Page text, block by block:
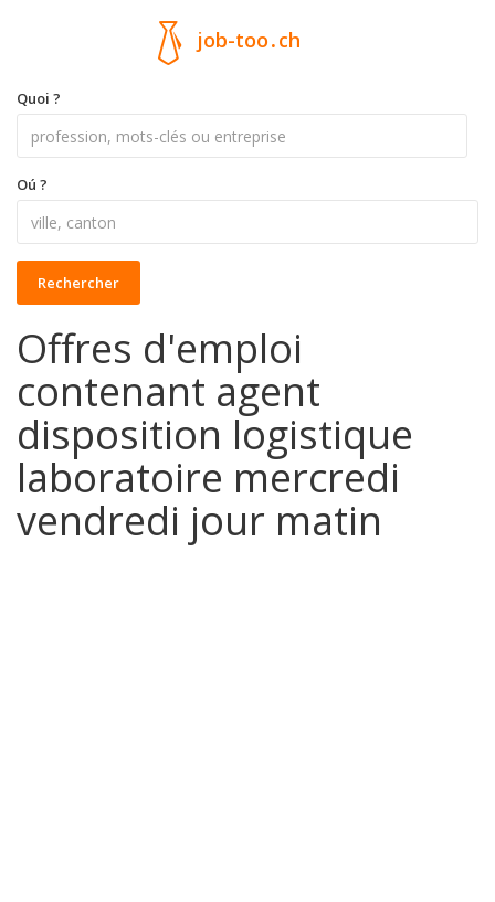
job-too.ch
Quoi ?
Oú ?
Rechercher
Offres d'emploi
contenant agent
disposition logistique
laboratoire mercredi
vendredi jour matin